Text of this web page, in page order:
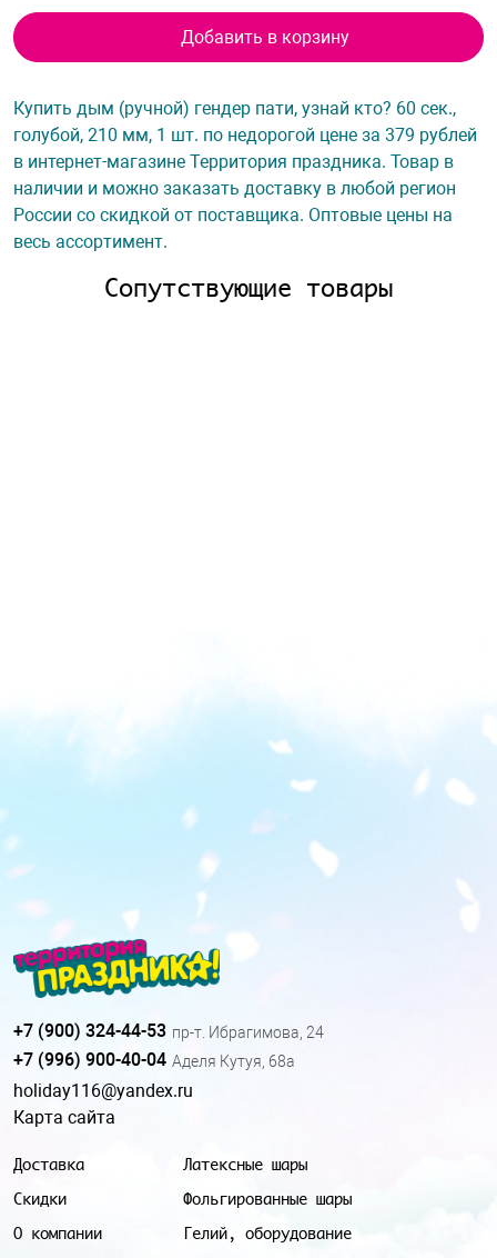
Добавить в корзину
Купить дым (ручной) гендер пати, узнай кто? 60 сек.,
голубой, 210 мм, 1 шт. по недорогой цене за 379 рублей
в интернет-магазине Территория праздника. Товар в
наличии и можно заказать доставку в любой регион
России со скидкой от поставщика. Оптовые цены на
весь ассортимент.
Сопутствующие товары
Доставка
Скидки
О компании
Латексные шары
Фольгированные шары
Гелий, оборудование
+7 (900) 324-44-53 пр-т. Ибрагимова, 24
+7 (996) 900-40-04 Аделя Кутуя, 68а
holiday116@yandex.ru
Карта сайта